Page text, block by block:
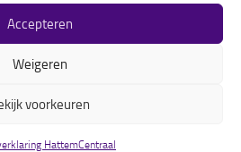
Accepteren
Weigeren
voorkeuren
HattemCentraal
Alle rechten voorbehouden.